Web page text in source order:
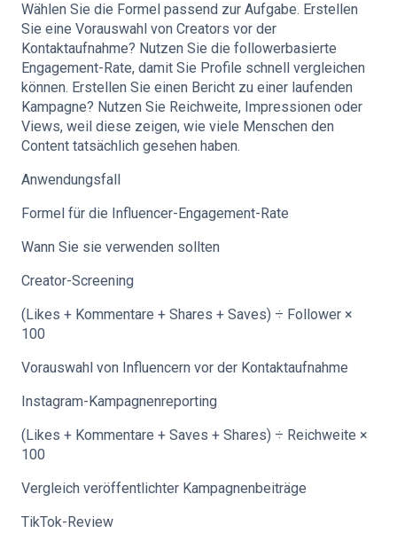
Wählen Sie die Formel passend zur Aufgabe. Erstellen
Sie eine Vorauswahl von Creators vor der
Kontaktaufnahme? Nutzen Sie die followerbasierte
Engagement-Rate, damit Sie Profile schnell vergleichen
können. Erstellen Sie einen Bericht zu einer laufenden
Kampagne? Nutzen Sie Reichweite, Impressionen oder
Views, weil diese zeigen, wie viele Menschen den
Content tatsächlich gesehen haben.
Anwendungsfall
Formel für die Influencer-Engagement-Rate
Wann Sie sie verwenden sollten
Creator-Screening
(Likes + Kommentare + Shares + Saves) ÷ Follower ×
100
Vorauswahl von Influencern vor der Kontaktaufnahme
Instagram-Kampagnenreporting
(Likes + Kommentare + Saves + Shares) ÷ Reichweite ×
100
Vergleich veröffentlichter Kampagnenbeiträge
TikTok-Review